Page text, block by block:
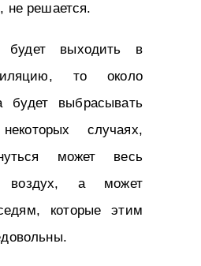
не решается.
будет выходить в
то около
будет выбрасывать
случаях,
может весь
воздух, а может
которые этим